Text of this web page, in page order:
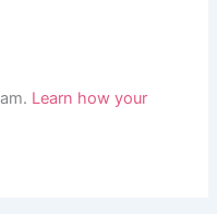
Learn how your